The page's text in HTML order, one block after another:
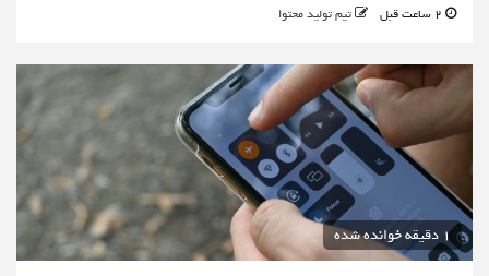
تیم تولید محتوا
1 دقیقه خوانده شده